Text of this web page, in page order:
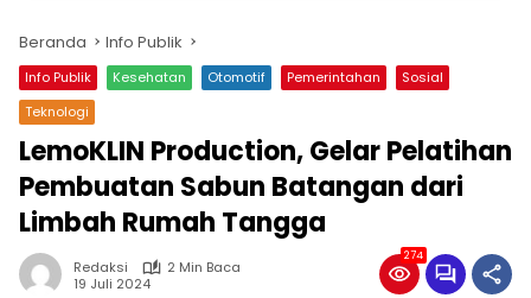
Beranda Info Publik
Info Publik Kesehatan Otomotif Pemerintahan
Sosial
Teknologi
LemoKLIN Production, Gelar Pelatihan
Pembuatan Sabun Batangan dari
Limbah Rumah Tangga
Redaksi
2 Min Baca
19 Juli 2024
274